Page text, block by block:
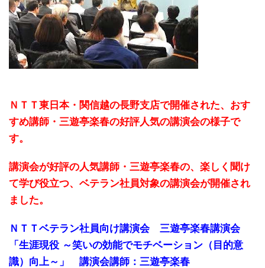
ＮＴＴ東日本・関信越の長野支店で開催された、おす
すめ講師・三遊亭楽春の好評人気の講演会の様子で
す。
講演会が好評の人気講師・三遊亭楽春の、楽しく聞け
て学び役立つ、ベテラン社員対象の講演会が開催され
ました。
ＮＴＴベテラン社員向け講演会 三遊亭楽春講演会
「生涯現役 ～笑いの効能でモチベーション（目的意
識）向上～」 講演会講師：三遊亭楽春